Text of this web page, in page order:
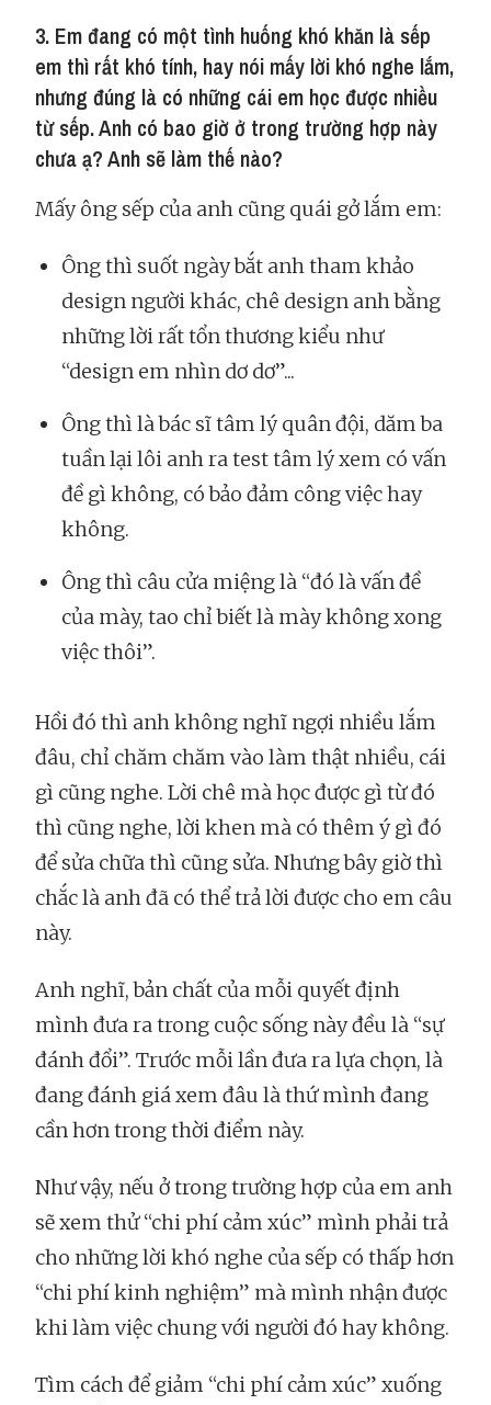
3. Em đang có một tình huống khó khăn là sếp
em thì rất khó tính, hay nói mấy lời khó nghe lắm,
nhưng đúng là có những cái em học được nhiều
từ sếp. Anh có bao giờ ở trong trường hợp này
chưa ạ? Anh sẽ làm thế nào?
Mấy ông sếp của anh cũng quái gở lắm em:
Ông thì suốt ngày bắt anh tham khảo
design người khác, chê design anh bằng
những lời rất tổn thương kiểu như
“design em nhìn dơ dơ”...
Ông thì là bác sĩ tâm lý quân đội, dăm ba
tuần lại lôi anh ra test tâm lý xem có vấn
đề gì không, có bảo đảm công việc hay
không.
Ông thì câu cửa miệng là “đó là vấn đề
của mày, tao chỉ biết là mày không xong
việc thôi”.
Hồi đó thì anh không nghĩ ngợi nhiều lắm
đâu, chỉ chăm chăm vào làm thật nhiều, cái
gì cũng nghe. Lời chê mà học được gì từ đó
thì cũng nghe, lời khen mà có thêm ý gì đó
để sửa chữa thì cũng sửa. Nhưng bây giờ thì
chắc là anh đã có thể trả lời được cho em câu
này.
Anh nghĩ, bản chất của mỗi quyết định
mình đưa ra trong cuộc sống này đều là “sự
đánh đổi”. Trước mỗi lần đưa ra lựa chọn, là
đang đánh giá xem đâu là thứ mình đang
cần hơn trong thời điểm này.
Như vậy, nếu ở trong trường hợp của em anh
sẽ xem thử “chi phí cảm xúc” mình phải trả
cho những lời khó nghe của sếp có thấp hơn
“chi phí kinh nghiệm” mà mình nhận được
khi làm việc chung với người đó hay không.
Tìm cách để giảm “chi phí cảm xúc” xuống